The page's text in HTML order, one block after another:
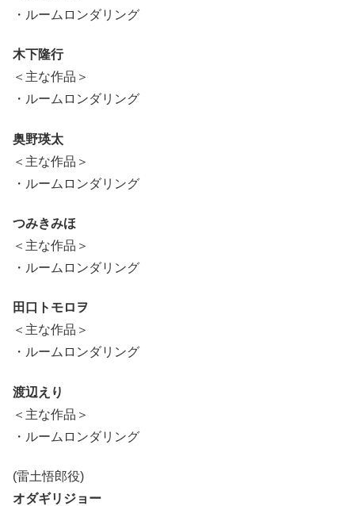
・ルームロンダリング
木下隆行
＜主な作品＞
・ルームロンダリング
奥野瑛太
＜主な作品＞
・ルームロンダリング
つみきみほ
＜主な作品＞
・ルームロンダリング
田口トモロヲ
＜主な作品＞
・ルームロンダリング
渡辺えり
＜主な作品＞
・ルームロンダリング
(雷土悟郎役)
オダギリジョー